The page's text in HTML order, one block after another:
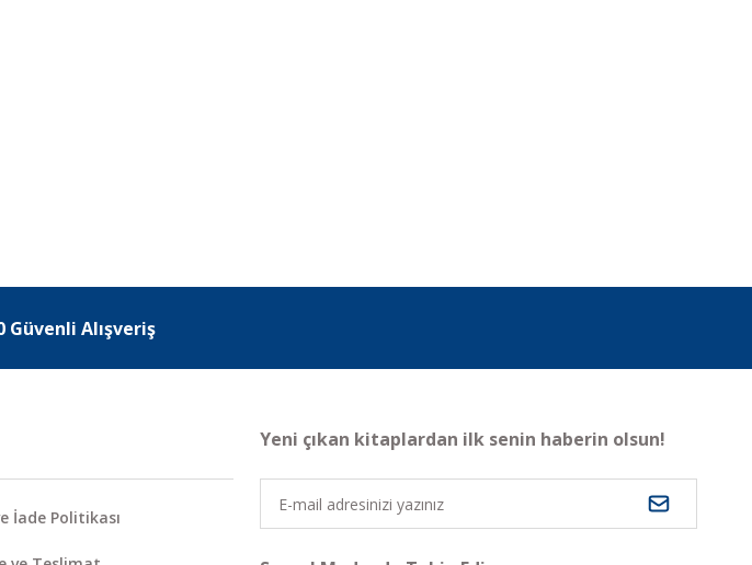
Güvenli Alışveriş
İade Politikası
Yeni çıkan kitaplardan ilk senin haberin olsun!